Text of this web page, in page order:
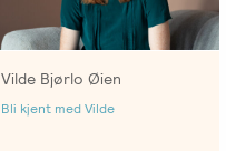
Vilde Bjørlo Øien
Bli kjent med Vilde